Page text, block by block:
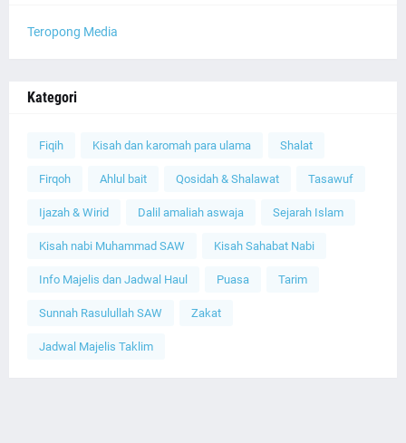
Teropong Media
Kategori
Fiqih Kisah dan karomah para ulama Shalat
Firqoh Ahlul bait Qosidah & Shalawat Tasawuf
Ijazah & Wirid Dalil amaliah aswaja Sejarah Islam
Kisah nabi Muhammad SAW Kisah Sahabat Nabi
Info Majelis dan Jadwal Haul Puasa Tarim
Sunnah Rasulullah SAW Zakat
Jadwal Majelis Taklim